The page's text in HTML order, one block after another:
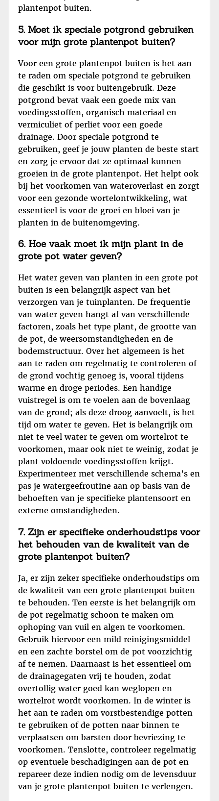
plantenpot buiten.
5. Moet ik speciale potgrond gebruiken
voor mijn grote plantenpot buiten?
Voor een grote plantenpot buiten is het aan
te raden om speciale potgrond te gebruiken
die geschikt is voor buitengebruik. Deze
potgrond bevat vaak een goede mix van
voedingsstoffen, organisch materiaal en
vermiculiet of perliet voor een goede
drainage. Door speciale potgrond te
gebruiken, geef je jouw planten de beste start
en zorg je ervoor dat ze optimaal kunnen
groeien in de grote plantenpot. Het helpt ook
bij het voorkomen van wateroverlast en zorgt
voor een gezonde wortelontwikkeling, wat
essentieel is voor de groei en bloei van je
planten in de buitenomgeving.
6. Hoe vaak moet ik mijn plant in de
grote pot water geven?
Het water geven van planten in een grote pot
buiten is een belangrijk aspect van het
verzorgen van je tuinplanten. De frequentie
van water geven hangt af van verschillende
factoren, zoals het type plant, de grootte van
de pot, de weersomstandigheden en de
bodemstructuur. Over het algemeen is het
aan te raden om regelmatig te controleren of
de grond vochtig genoeg is, vooral tijdens
warme en droge periodes. Een handige
vuistregel is om te voelen aan de bovenlaag
van de grond; als deze droog aanvoelt, is het
tijd om water te geven. Het is belangrijk om
niet te veel water te geven om wortelrot te
voorkomen, maar ook niet te weinig, zodat je
plant voldoende voedingsstoffen krijgt.
Experimenteer met verschillende schema’s en
pas je watergeefroutine aan op basis van de
behoeften van je specifieke plantensoort en
externe omstandigheden.
7. Zijn er specifieke onderhoudstips voor
het behouden van de kwaliteit van de
grote plantenpot buiten?
Ja, er zijn zeker specifieke onderhoudstips om
de kwaliteit van een grote plantenpot buiten
te behouden. Ten eerste is het belangrijk om
de pot regelmatig schoon te maken om
ophoping van vuil en algen te voorkomen.
Gebruik hiervoor een mild reinigingsmiddel
en een zachte borstel om de pot voorzichtig
af te nemen. Daarnaast is het essentieel om
de drainagegaten vrij te houden, zodat
overtollig water goed kan weglopen en
wortelrot wordt voorkomen. In de winter is
het aan te raden om vorstbestendige potten
te gebruiken of de potten naar binnen te
verplaatsen om barsten door bevriezing te
voorkomen. Tenslotte, controleer regelmatig
op eventuele beschadigingen aan de pot en
repareer deze indien nodig om de levensduur
van je grote plantenpot buiten te verlengen.